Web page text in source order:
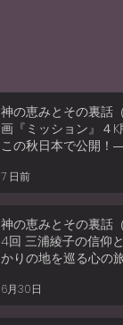
神の恵みとその裏話
画『ミッション』４
この秋日本で公開！
だけでは終わらない
7 日前
神の恵みとその裏話
4回 三浦綾子の信仰
かりの地を巡る心の
と、北海道の痛みの
6月30日